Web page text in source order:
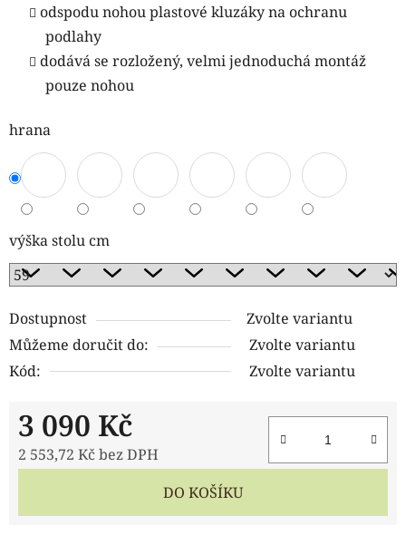
odspodu nohou plastové kluzáky na ochranu
podlahy
dodává se rozložený, velmi jednoduchá montáž
pouze nohou
hrana
výška stolu cm
Dostupnost
Zvolte variantu
Můžeme doručit do:
Zvolte variantu
Kód:
Zvolte variantu
3 090 Kč
2 553,72 Kč bez DPH
DO KOŠÍKU